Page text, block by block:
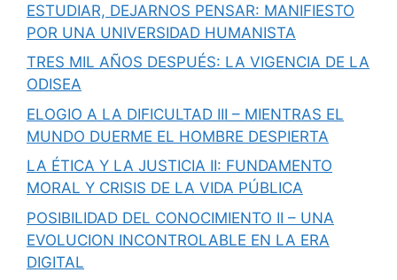
ESTUDIAR, DEJARNOS PENSAR: MANIFIESTO
POR UNA UNIVERSIDAD HUMANISTA
TRES MIL AÑOS DESPUÉS: LA VIGENCIA DE LA
ODISEA
ELOGIO A LA DIFICULTAD III – MIENTRAS EL
MUNDO DUERME EL HOMBRE DESPIERTA
LA ÉTICA Y LA JUSTICIA II: FUNDAMENTO
MORAL Y CRISIS DE LA VIDA PÚBLICA
POSIBILIDAD DEL CONOCIMIENTO II – UNA
EVOLUCION INCONTROLABLE EN LA ERA
DIGITAL